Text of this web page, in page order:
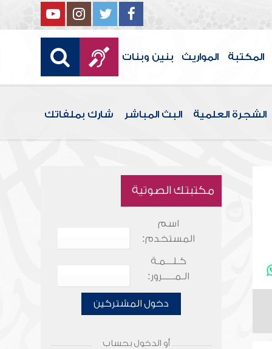
المكتبة المواريث بنين وبنات
الشجرة العلمية البث المباشر شارك بملفاتك
مكتبتك الصوتية
اسم
المستخدم:
كـلـــمـة
الـمـــــرور:
دخول المشتركين
أو الدخول بحساب